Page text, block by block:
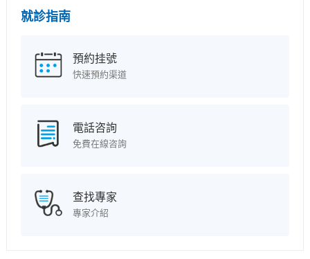
就診指南
預約挂號
快速預約渠道
電話咨詢
免費在線咨詢
查找專家
專家介紹